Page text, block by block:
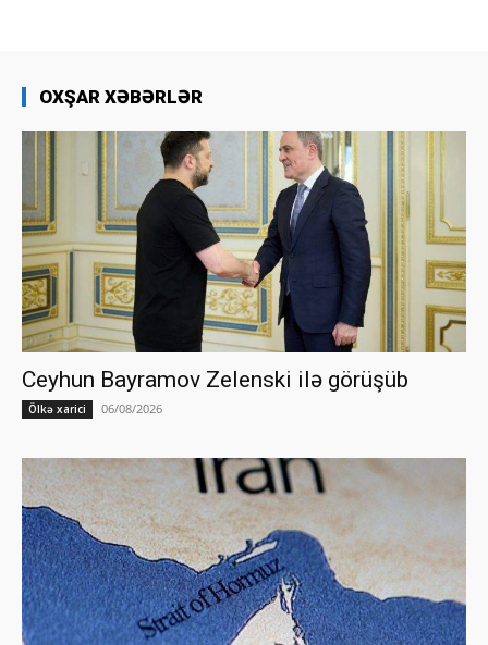
OXŞAR XƏBƏRLƏR
Ceyhun Bayramov Zelenski ilə görüşüb
Ölkə xarici 06/08/2026